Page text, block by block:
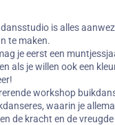
is alles
te maken.
je eerst een
als je willen ook een
workshop
waarin je
de kracht en de